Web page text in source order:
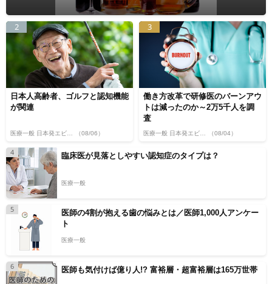
2
日本人高齢者、ゴルフと認知機能
が関連
（08/06）
3
働き方改革で研修医のバーンアウ
トは減ったのか～2万5千人を調
査
（08/04）
4 臨床医が見落としやすい認知症のタイプは？
医療一般
5
医師の4割が抱える歯の悩みとは／医師1,000人アンケー
ト
医療一般
6 医師も気付けば億り人!? 富裕層・超富裕層は165万世帯